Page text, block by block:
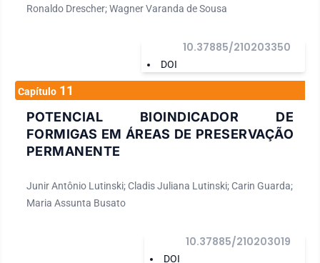
Ronaldo Drescher; Wagner Varanda de Sousa
DOI
10.37885/210203350
Capítulo 11
POTENCIAL BIOINDICADOR DE
FORMIGAS EM ÁREAS DE PRESERVAÇÃO
PERMANENTE
Junir Antônio Lutinski; Cladis Juliana Lutinski; Carin Guarda;
Maria Assunta Busato
DOI
10.37885/210203019